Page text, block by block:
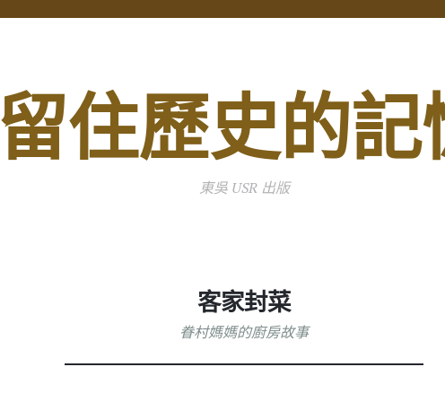
留住歷史的記
東吳 USR 出版
客家封菜
眷村媽媽的廚房故事